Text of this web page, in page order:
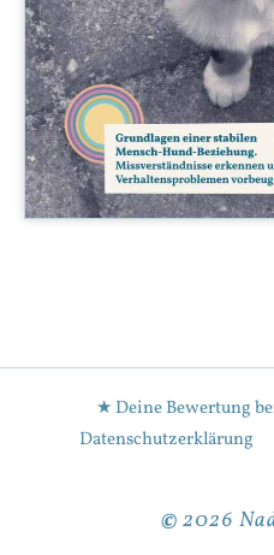
★ Deine Bewertung
Datenschutzerklärung
© 2026